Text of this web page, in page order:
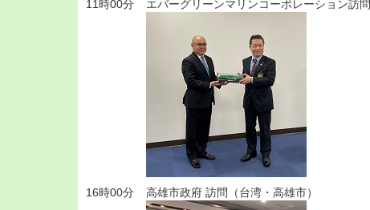
11時00分 エバーグリーンマリンコーポレーション訪
16時00分 高雄市政府 訪問（台湾・高雄市）